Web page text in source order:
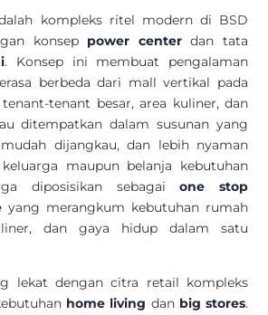
kompleks ritel modern di BSD
konsep power centerdan tata
. Konsep ini membuat pengalaman
berbeda dari mall vertikal pada
tenant besar, area kuliner, dan
ditempatkan dalam susunan yang
dijangkau, dan lebih nyaman
maupun belanja kebutuhan
diposisikan sebagaione stop
yang merangkum kebutuhan rumah
dan gaya hidup dalam satu
lekat dengan citra retail kompleks
home living dan big stores.